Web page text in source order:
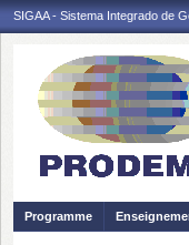
SIGAA - Sistema Integrado de
Programme